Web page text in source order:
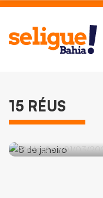
15 RÉUS
STF forma
Redação 01/03/